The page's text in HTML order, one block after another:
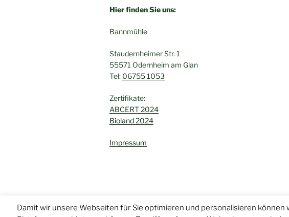
Hier finden Sie uns:
Bannmühle
Staudernheimer Str. 1
55571 Odernheim am Glan
Tel: 06755 1053
Zertifikate:
ABCERT 2024
Bioland 2024
Impressum
Damit wir unsere Webseiten für Sie optimieren und personalisieren